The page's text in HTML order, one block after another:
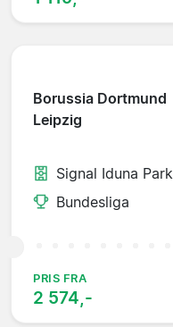
Borussia Dortmund
Leipzig
Signal Iduna Park
Bundesliga
PRIS FRA
2 574,-